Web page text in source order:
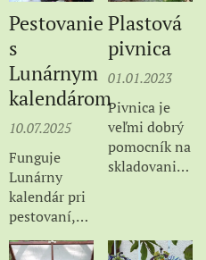
Pestovanie
s
Lunárnym
kalendárom
10.07.2025
Funguje
Lunárny
kalendár pri
pestovaní,
alebo sú
dnes
Plastová
pivnica
01.01.2023
Pivnica je
veľmi dobrý
pomocník na
skladovanie
Plastová